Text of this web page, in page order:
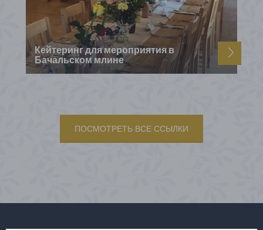
Кейтеринг для мероприятия в
Бачальском млине
ПОСМОТРЕТЬ ВСЕ ССЫЛКИ